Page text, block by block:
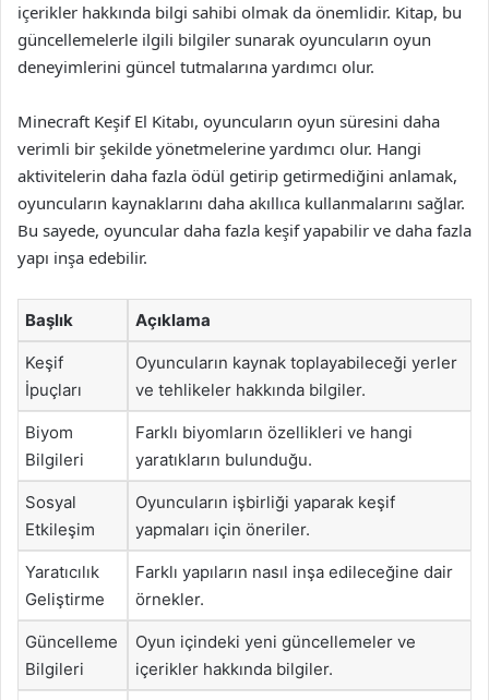
içerikler hakkında bilgi sahibi olmak da önemlidir. Kitap, bu
güncellemelerle ilgili bilgiler sunarak oyuncuların oyun
deneyimlerini güncel tutmalarına yardımcı olur.
Minecraft Keşif El Kitabı, oyuncuların oyun süresini daha
verimli bir şekilde yönetmelerine yardımcı olur. Hangi
aktivitelerin daha fazla ödül getirip getirmediğini anlamak,
oyuncuların kaynaklarını daha akıllıca kullanmalarını sağlar.
Bu sayede, oyuncular daha fazla keşif yapabilir ve daha fazla
yapı inşa edebilir.
Başlık Açıklama
Keşif
İpuçları
Oyuncuların kaynak toplayabileceği yerler
ve tehlikeler hakkında bilgiler.
Biyom
Bilgileri
Farklı biyomların özellikleri ve hangi
yaratıkların bulunduğu.
Sosyal
Etkileşim
Oyuncuların işbirliği yaparak keşif
yapmaları için öneriler.
Yaratıcılık
Geliştirme
Farklı yapıların nasıl inşa edileceğine dair
örnekler.
Güncelleme
Bilgileri
Oyun içindeki yeni güncellemeler ve
içerikler hakkında bilgiler.